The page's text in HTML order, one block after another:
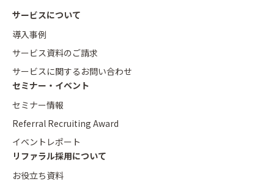
サービスについて
導入事例
サービス資料のご請求
サービスに関するお問い合わせ
セミナー・イベント
セミナー情報
Referral Recruiting Award
イベントレポート
リファラル採用について
お役立ち資料